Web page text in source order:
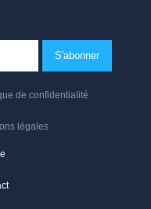
de confidentialité
légales
S'abonner